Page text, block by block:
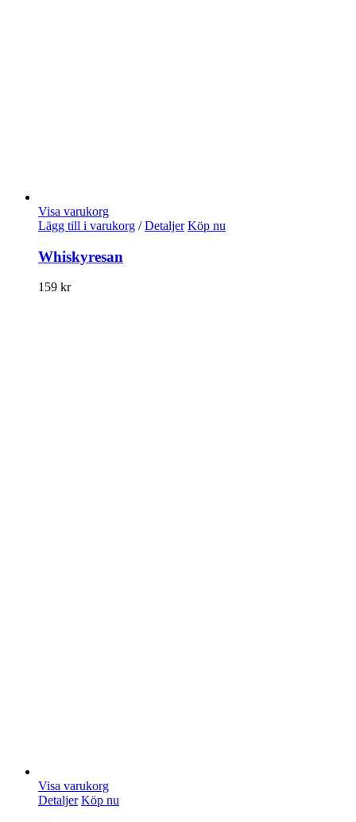
Visa varukorg
Lägg till i varukorg / Detaljer Köp nu
Whiskyresan
159 kr
Visa varukorg
Detaljer Köp nu